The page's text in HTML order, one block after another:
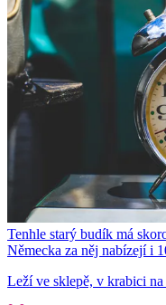
Tenhle starý budík má
Německa za něj nabízejí i
Leží ve sklepě, v krabici